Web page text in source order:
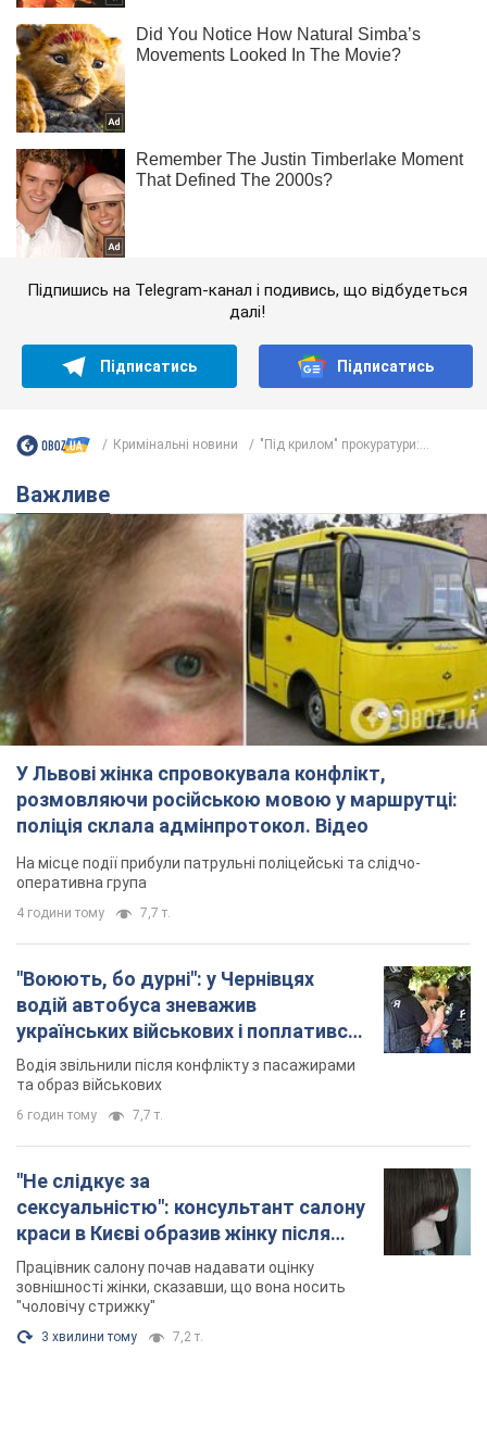
Підпишись на Telegram-канал і подивись, що відбудеться
далі!
Підписатись Підписатись
Кримінальні новини "Під крилом" прокуратури:...
Важливе
У Львові жінка спровокувала конфлікт,
розмовляючи російською мовою у маршрутці:
поліція склала адмінпротокол. Відео
На місце події прибули патрульні поліцейські та слідчо-
оперативна група
4 години тому 7,7 т.
"Воюють, бо дурні": у Чернівцях
водій автобуса зневажив
українських військових і поплатився.
Відео
Водія звільнили після конфлікту з пасажирами
та образ військових
6 годин тому 7,7 т.
"Не слідкує за
сексуальністю": консультант салону
краси в Києві образив жінку після
хімієтерапії, розгорівся скандал.
Фото
Працівник салону почав надавати оцінку
зовнішності жінки, сказавши, що вона носить
"чоловічу стрижку"
3 хвилини тому 7,2 т.